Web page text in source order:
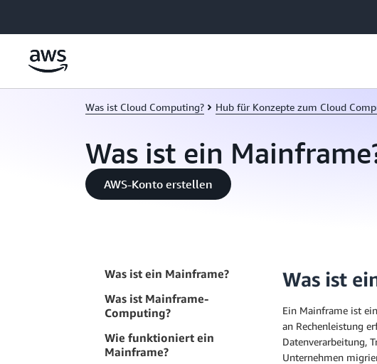
Was ist Cloud Computing? Hub für Konzepte zum Cloud
Was ist ein
AWS-Konto erstellen
Was ist ein Mainframe?
Was ist Mainframe-
Computing?
Wie funktioniert ein
Mainframe?
Was ist
Ein Mainframe ist
an Rechenleistung
Datenverarbeitung,
Unternehmen